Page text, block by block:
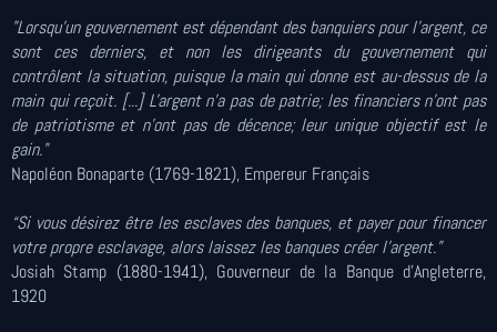
"Lorsqu'un gouvernement est dépendant des banquiers pour l'argent, ce
sont ces derniers, et non les dirigeants du gouvernement qui
contrôlent la situation, puisque la main qui donne est au-dessus de la
main qui reçoit. [...] L'argent n'a pas de patrie; les financiers n'ont pas
de patriotisme et n'ont pas de décence; leur unique objectif est le
gain."
Napoléon Bonaparte (1769-1821), Empereur Français
“Si vous désirez être les esclaves des banques, et payer pour financer
votre propre esclavage, alors laissez les banques créer l'argent.”
Josiah Stamp (1880-1941), Gouverneur de la Banque d'Angleterre,
1920